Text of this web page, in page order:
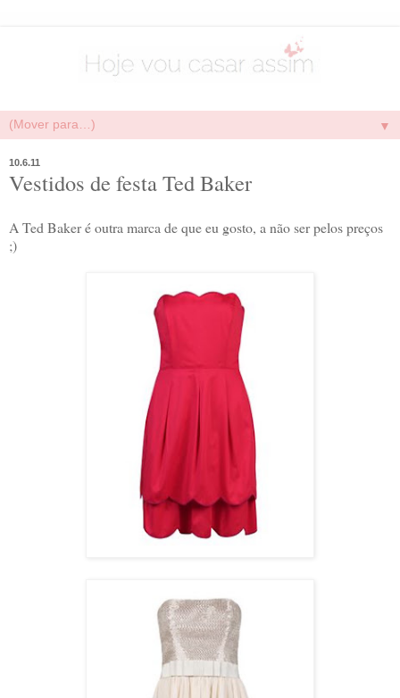
▼
10.6.11
Vestidos de festa Ted Baker
A Ted Baker é outra marca de que eu gosto, a não ser pelos preços
;)